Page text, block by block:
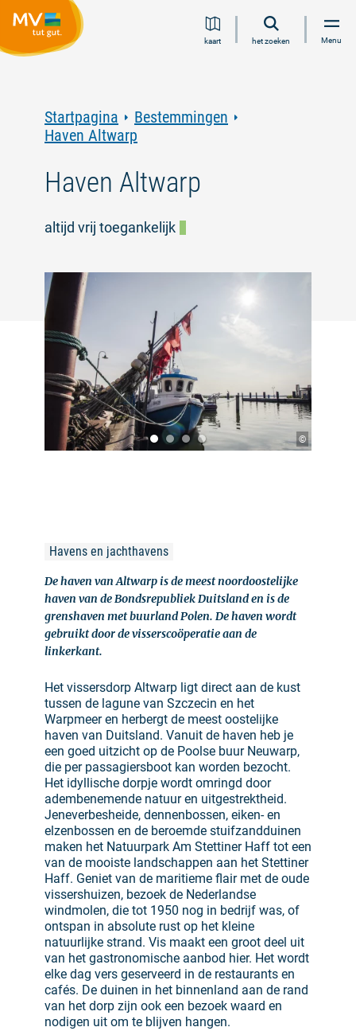
Ga
naar
Ga
naar
Ga
naar
Ga
naar
kaart het zoeken Menu
Startpagina
Bestemmingen
Haven Altwarp
Haven Altwarp
altijd vrij toegankelijk
©
Havens en jachthavens
De haven van Altwarp is de meest noordoostelijke
haven van de Bondsrepubliek Duitsland en is de
grenshaven met buurland Polen. De haven wordt
gebruikt door de visserscoöperatie aan de
linkerkant.
Het vissersdorp Altwarp ligt direct aan de kust
tussen de lagune van Szczecin en het
Warpmeer en herbergt de meest oostelijke
haven van Duitsland. Vanuit de haven heb je
een goed uitzicht op de Poolse buur Neuwarp,
die per passagiersboot kan worden bezocht.
Het idyllische dorpje wordt omringd door
adembenemende natuur en uitgestrektheid.
Jeneverbesheide, dennenbossen, eiken- en
elzenbossen en de beroemde stuifzandduinen
maken het Natuurpark Am Stettiner Haff tot een
van de mooiste landschappen aan het Stettiner
Haff. Geniet van de maritieme flair met de oude
vissershuizen, bezoek de Nederlandse
windmolen, die tot 1950 nog in bedrijf was, of
ontspan in absolute rust op het kleine
natuurlijke strand. Vis maakt een groot deel uit
van het gastronomische aanbod hier. Het wordt
elke dag vers geserveerd in de restaurants en
cafés. De duinen in het binnenland aan de rand
van het dorp zijn ook een bezoek waard en
nodigen uit om te blijven hangen.